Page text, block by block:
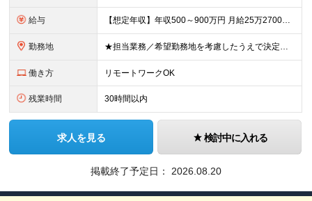
給与 【想定年収】年収500～900万円 月給25万2700円～41万8000円 ※給与額は年齢・経験・能力を考慮のうえ、当社規定により優遇します。 ※試用期間は3ヶ月。その間の給与・待遇に差異はありませ
勤務地 ★担当業務／希望勤務地を考慮したうえで決定します ★リモートワーク中心の業務もあります ≪勤務地詳細≫ ■本社第二別館：東京都品川区大崎1-11-1ゲートシティ大崎ウエストタワー ■関西支社：大阪府
働き方 リモートワークOK
残業時間 30時間以内
求人を見る 検討中に入れる
掲載終了予定日： 2026.08.20